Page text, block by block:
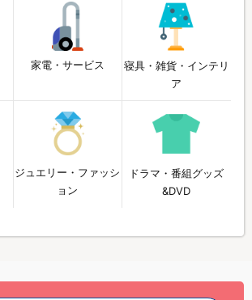
家電・サービス
寝具・雑貨・インテリ
ア
ジュエリー・ファッシ
ョン
ドラマ・番組グッズ
&DVD